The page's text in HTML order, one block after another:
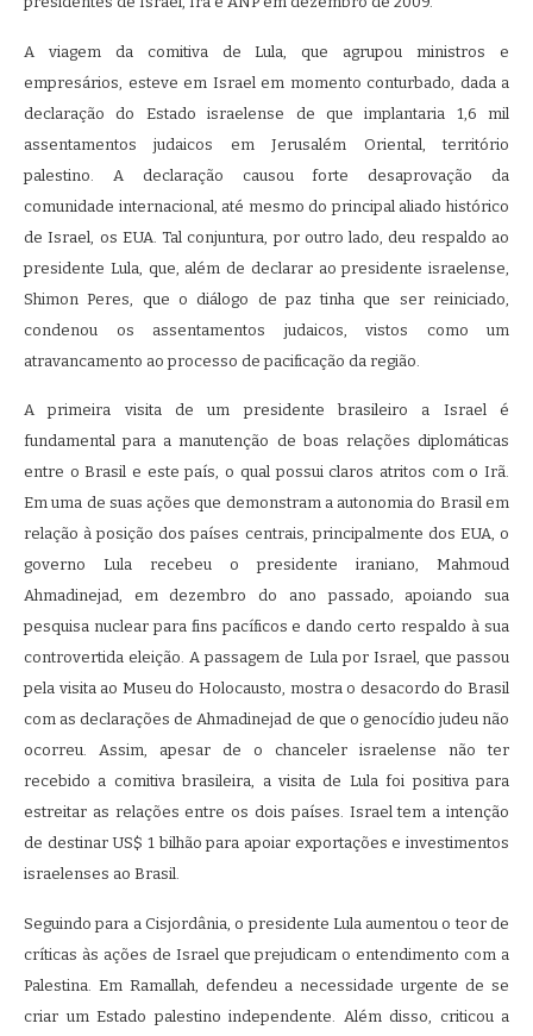
A viagem da comitiva de Lula, que agrupou ministros e
empresários, esteve em Israel em momento conturbado, dada a
declaração do Estado israelense de que implantaria 1,6 mil
assentamentos judaicos em Jerusalém Oriental, território
palestino. A declaração causou forte desaprovação da
comunidade internacional, até mesmo do principal aliado histórico
de Israel, os EUA. Tal conjuntura, por outro lado, deu respaldo ao
presidente Lula, que, além de declarar ao presidente israelense,
Shimon Peres, que o diálogo de paz tinha que ser reiniciado,
condenou os assentamentos judaicos, vistos como um
atravancamento ao processo de pacificação da região.
A primeira visita de um presidente brasileiro a Israel é
fundamental para a manutenção de boas relações diplomáticas
entre o Brasil e este país, o qual possui claros atritos com o Irã.
Em uma de suas ações que demonstram a autonomia do Brasil em
relação à posição dos países centrais, principalmente dos EUA, o
governo Lula recebeu o presidente iraniano, Mahmoud
Ahmadinejad, em dezembro do ano passado, apoiando sua
pesquisa nuclear para fins pacíficos e dando certo respaldo à sua
controvertida eleição. A passagem de Lula por Israel, que passou
pela visita ao Museu do Holocausto, mostra o desacordo do Brasil
com as declarações de Ahmadinejad de que o genocídio judeu não
ocorreu. Assim, apesar de o chanceler israelense não ter
recebido a comitiva brasileira, a visita de Lula foi positiva para
estreitar as relações entre os dois países. Israel tem a intenção
de destinar US$ 1 bilhão para apoiar exportações e investimentos
israelenses ao Brasil.
Seguindo para a Cisjordânia, o presidente Lula aumentou o teor de
críticas às ações de Israel que prejudicam o entendimento com a
Palestina. Em Ramallah, defendeu a necessidade urgente de se
criar um Estado palestino independente. Além disso, criticou a